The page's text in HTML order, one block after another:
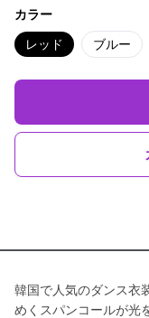
カラー
レッド ブルー
韓国で人気のダンス衣
めくスパンコールが光